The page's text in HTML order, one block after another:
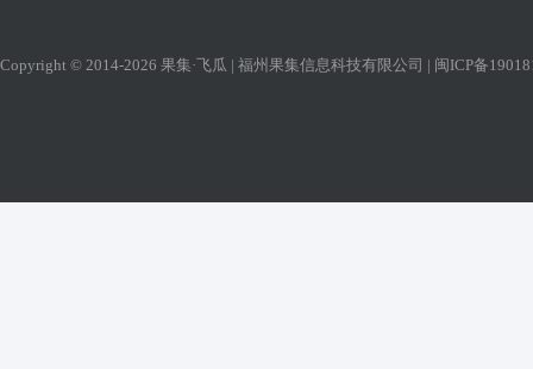
Copyright © 2014-2026 果集·飞瓜 | 福州果集信息科技有限公司 | 闽ICP备